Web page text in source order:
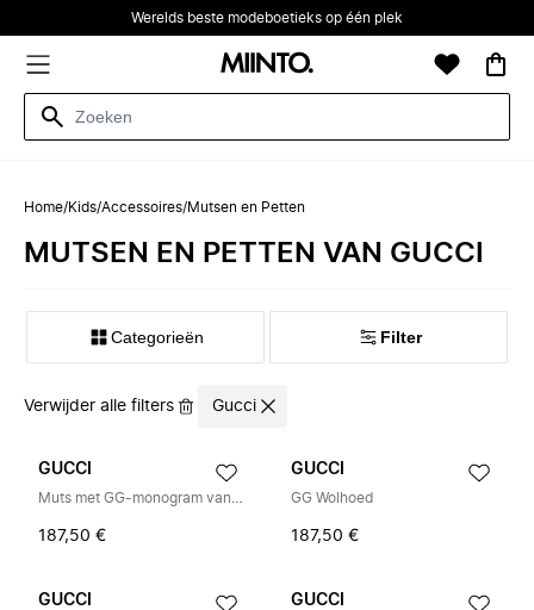
Werelds beste modeboetieks op één plek
Home/Kids/Accessoires/Mutsen en Petten
MUTSEN EN PETTEN VAN GUCCI
Categorieën Filter
Verwijder alle filters Gucci
GUCCI
Muts met GG-monogram van wol
187,50 €
GUCCI
GG Wolhoed
187,50 €
GUCCI GUCCI